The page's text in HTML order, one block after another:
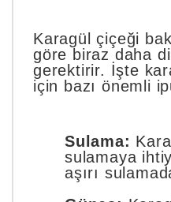
Karagül çiçeği
göre biraz daha
gerektirir. İşte
için bazı önemli
Sulama:
sulamaya
aşırı